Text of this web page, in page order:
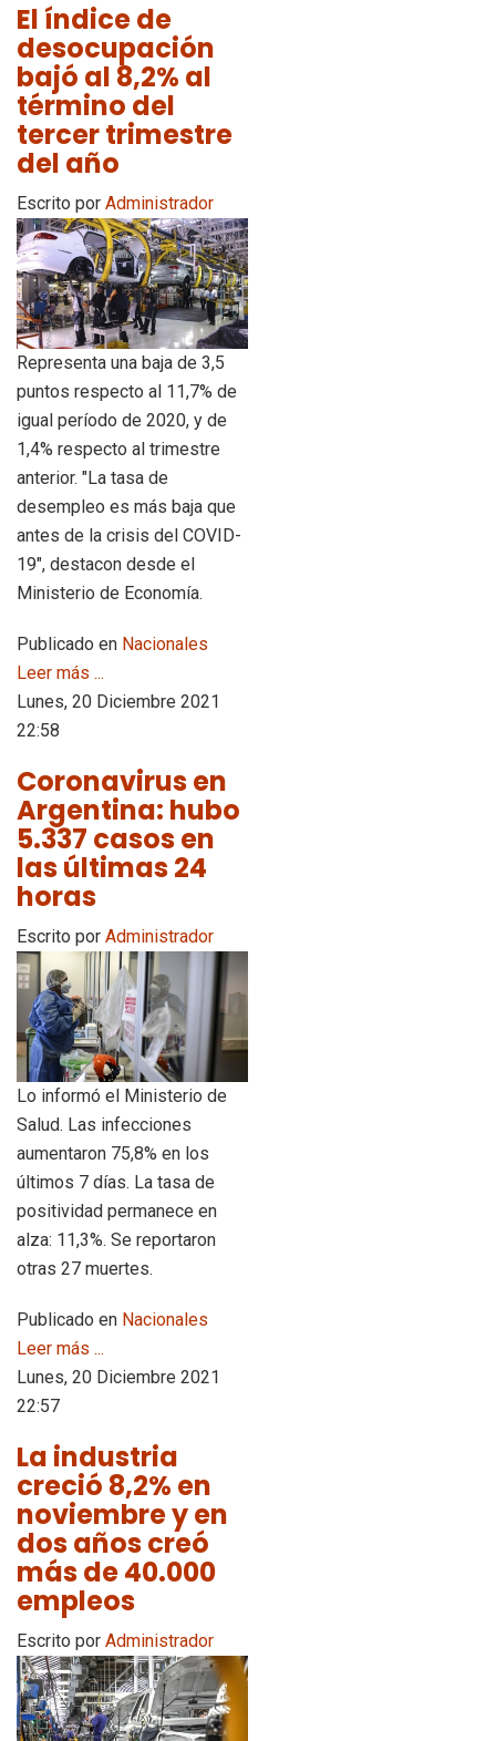
El índice de
desocupación
bajó al 8,2% al
término del
tercer trimestre
del año
Escrito por Administrador
Representa una baja de 3,5
puntos respecto al 11,7% de
igual período de 2020, y de
1,4% respecto al trimestre
anterior. "La tasa de
desempleo es más baja que
antes de la crisis del COVID-
19", destacon desde el
Ministerio de Economía.
Publicado en Nacionales
Leer más ...
Lunes, 20 Diciembre 2021
22:58
Coronavirus en
Argentina: hubo
5.337 casos en
las últimas 24
horas
Escrito por Administrador
Lo informó el Ministerio de
Salud. Las infecciones
aumentaron 75,8% en los
últimos 7 días. La tasa de
positividad permanece en
alza: 11,3%. Se reportaron
otras 27 muertes.
Publicado en Nacionales
Leer más ...
Lunes, 20 Diciembre 2021
22:57
La industria
creció 8,2% en
noviembre y en
dos años creó
más de 40.000
empleos
Escrito por Administrador